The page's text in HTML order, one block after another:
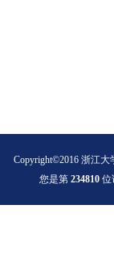
Copyright©2016 浙江大
您是第234810 位